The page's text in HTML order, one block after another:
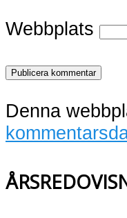
Webbplats
Denna